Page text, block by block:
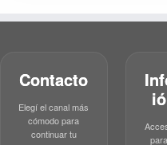
Contacto
Elegí el canal más
cómodo para
continuar tu